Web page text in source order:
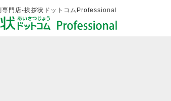
専門店-挨拶状ドットコムProfessional